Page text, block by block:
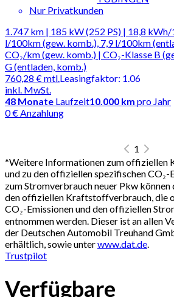
Nur Privatkunden
1.747 km | 185 kW (252 PS) | 18,8
l/100km (gew. komb.), 7,9 l/100km
CO₂/km (gew. komb.) | CO₂-Klasse B
G (entladen, komb.)
760,28 €mtl.
inkl. MwSt.
Leasingfaktor: 1.06
48 Monate Laufzeit10.000 km pro Jahr
0 € Anzahlung
1
*Weitere Informationen zum offiziellen
und zu den offiziellen spezifischen CO₂-
zum Stromverbrauch neuer Pkw
den offiziellen Kraftstoffverbrauch, die
CO₂-Emissionen und den offiziellen
entnommen werden. Dieser ist an allen
der Deutschen Automobil Treuhand
erhältlich, sowie unterwww.dat.de
Trustpilot
Verfügbare